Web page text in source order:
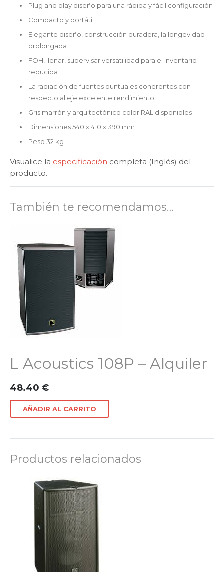
Plug and play diseño para una rápida y fácil configuración
Compacto y portátil
Elegante diseño, construcción duradera, la longevidad
prolongada
FOH, llenar, supervisar versatilidad para el inventario
reducida
La radiación de fuentes puntuales coherentes con
respecto al eje excelente rendimiento
Gris marrón y arquitectónico color RAL disponibles
Dimensiones 540 x 410 x 390 mm
Peso 32 kg
Visualice la especificación completa (Inglés) del
producto.
También te recomendamos…
L Acoustics 108P – Alquiler
48.40 €
AÑADIR AL CARRITO
Productos relacionados